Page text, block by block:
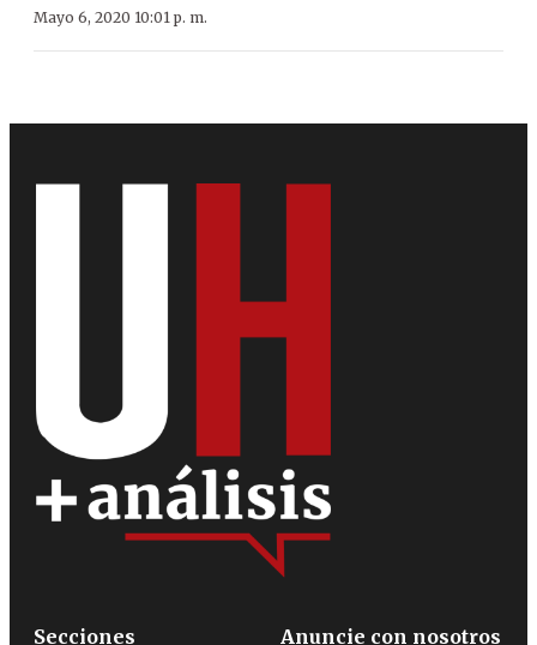
Mayo 6, 2020 10:01 p. m.
Secciones
Anuncie con nosotros